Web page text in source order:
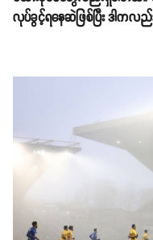
လုပ်ခွင့်ရနေဆဲဖြစ်ပြီး ဒါကလည်